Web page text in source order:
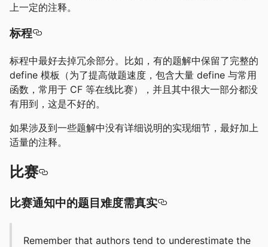
上一定的注释。
标程
标程中最好去掉冗余部分。比如，有的题解中保留了完整的
define 模板（为了提高做题速度，包含大量 define 与常用
函数，常用于 CF 等在线比赛），并且其中很大一部分都没
有用到，这是不好的。
如果涉及到一些题解中没有详细说明的实现细节，最好加上
适量的注释。
比赛
比赛通知中的题目难度需真实
Remember that authors tend to underestimate the